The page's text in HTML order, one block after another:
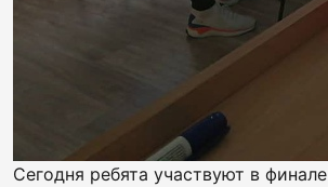
Сегодня ребята участвуют в финале